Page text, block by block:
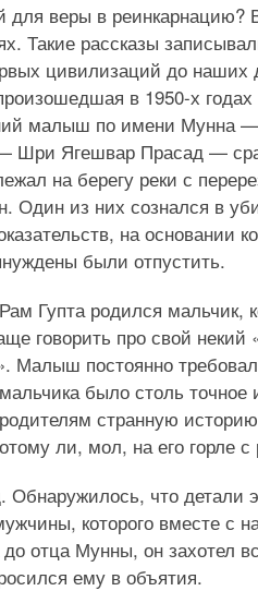
веры в реинкарнацию?
Такие рассказы
цивилизаций до
в 1950-х
малыш по имени Мунна
Шри Ягешвар Прасад —
на берегу реки с
Один из них сознался в
на
были отпустить.
Гупта родился мальчик,
говорить про свой
Малыш постоянно
было столь
странную
ли, мол, на его горле
Обнаружилось, что детали
которого вместе с
отца Мунны, он захотел
ему в объятия.